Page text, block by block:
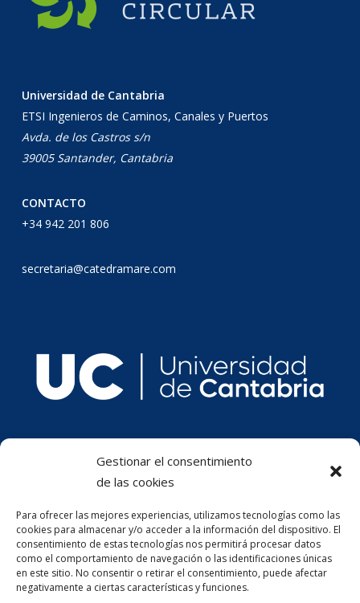
Gestionar el consentimiento
de las cookies
Para ofrecer las mejores experiencias, utilizamos tecnologías como las
cookies para almacenar y/o acceder a la información del dispositivo. El
consentimiento de estas tecnologías nos permitirá procesar datos
como el comportamiento de navegación o las identificaciones únicas
en este sitio. No consentir o retirar el consentimiento, puede afectar
negativamente a ciertas características y funciones.
Universidad de Cantabria
ETSI Ingenieros de Caminos, Canales y Puertos
Avda. de los Castros s/n
39005 Santander, Cantabria
CONTACTO
+34 942 201 806
secretaria@catedramare.com